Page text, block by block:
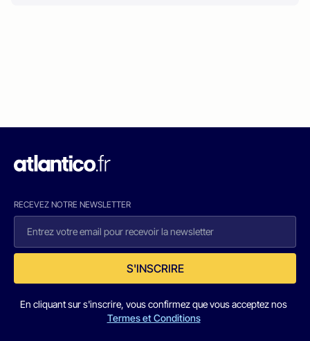
RECEVEZ NOTRE NEWSLETTER
S'INSCRIRE
En cliquant sur s'inscrire, vous confirmez que vous acceptez nos
Termes et Conditions